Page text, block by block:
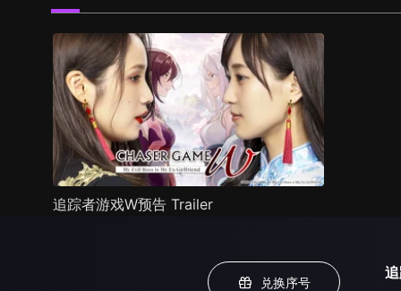
追踪者游戏W预告 Trailer
兑换序号